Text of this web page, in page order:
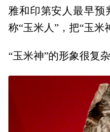
雅和印第安人最早预
称“玉米人”，把“玉米
“玉米神”的形象很复